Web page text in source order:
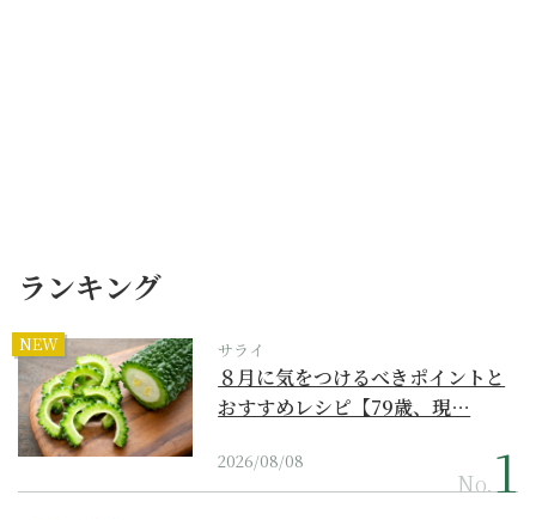
ランキング
NEW サライ
８月に気をつけるべきポイントと
おすすめレシピ【79歳、現…
2026/08/08
No.